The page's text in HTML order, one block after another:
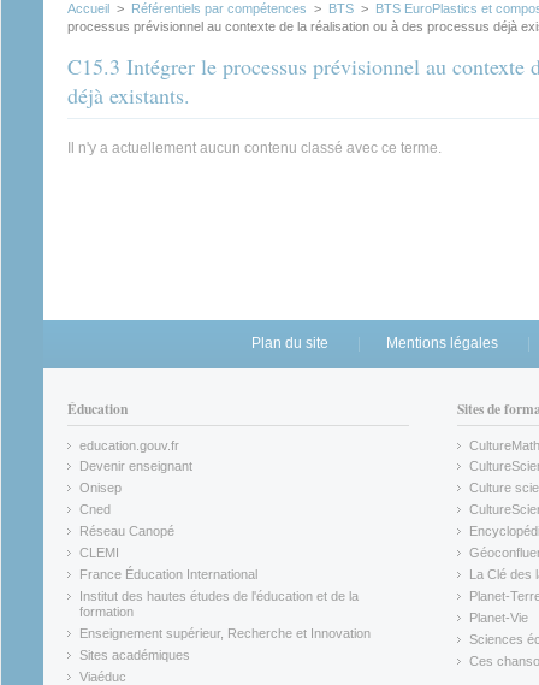
Accueil > Référentiels par compétences > BTS > BTS EuroPlastics et
processus prévisionnel au contexte de la réalisation ou à des processus déjà
C15.3 Intégrer le processus prévisionnel au contexte
déjà existants.
Il n'y a actuellement aucun contenu classé avec ce terme.
Plan du site Mentions légales
Éducation
education.gouv.fr
(link is external)
Devenir enseignant
(link is external)
Onisep
(link is external)
Cned
(link is external)
Réseau Canopé
(link is external)
CLEMI
(link is external)
France Éducation International
(link is external)
Institut des hautes études de l'éducation et de la
formation
(link is external)
Enseignement supérieur, Recherche et Innovation
(link is external)
Sites académiques
(link is external)
Viaéduc
Sites de
CultureMath
(link is
(link is
Culture
(link is
(link is
(link is
La Clé des
(link is
Planet-
(link is
Planet-Vie
(link is
Sciences
(link is
Ces